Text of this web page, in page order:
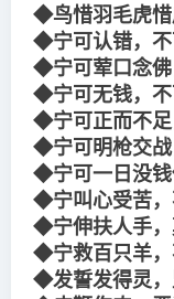
◆鸟惜羽毛虎惜
◆宁可认错，不
◆宁可荤口念佛
◆宁可无钱，不
◆宁可正而不足
◆宁可明枪交战
◆宁可一日没钱
◆宁叫心受苦，
◆宁伸扶人手，
◆宁救百只羊，
◆发誓发得灵，